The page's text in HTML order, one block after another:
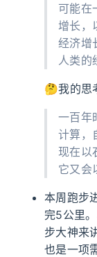
可能在
增长，
经济增
人类的
🤔我的思
一百年
计算，
现在以
它又会
本周跑步
完5公里
步大神来
也是一项